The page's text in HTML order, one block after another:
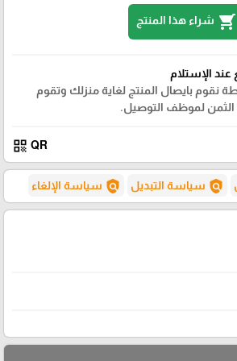
shopping_cart شراء هذا المنتج
عند الإستلام
نقوم بايصال المنتج لغاية منزلك وتقوم
الثمن لموظف التوصيل.
QR
qr_code
policy سياسة التبديل policy سياسة الإلغاء